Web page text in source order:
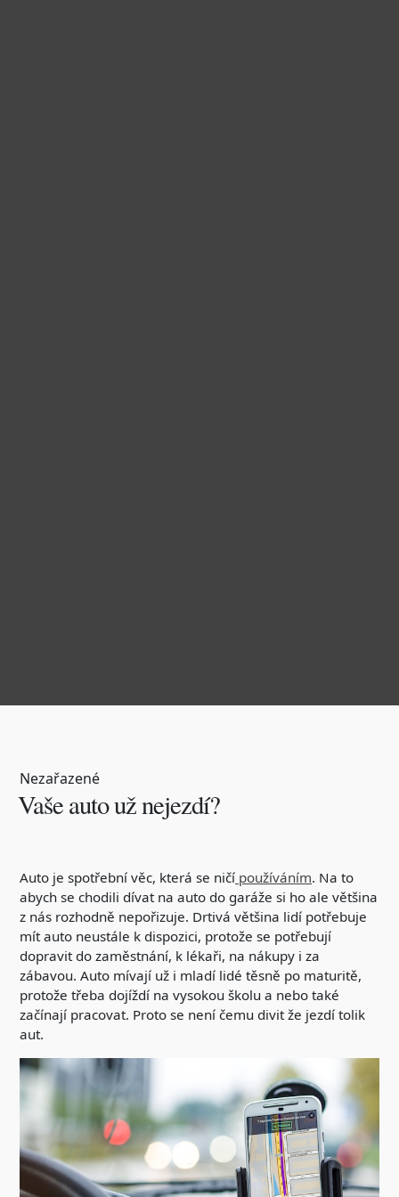
Nezařazené
Vaše auto už nejezdí?
Auto je spotřební věc, která se ničí používáním. Na to
abych se chodili dívat na auto do garáže si ho ale většina
z nás rozhodně nepořizuje. Drtivá většina lidí potřebuje
mít auto neustále k dispozici, protože se potřebují
dopravit do zaměstnání, k lékaři, na nákupy i za
zábavou. Auto mívají už i mladí lidé těsně po maturitě,
protože třeba dojíždí na vysokou školu a nebo také
začínají pracovat. Proto se není čemu divit že jezdí tolik
aut.